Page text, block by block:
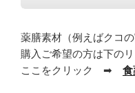
薬膳素材（例えばクコ
購入ご希望の方は下の
ここをクリック ➡ 食